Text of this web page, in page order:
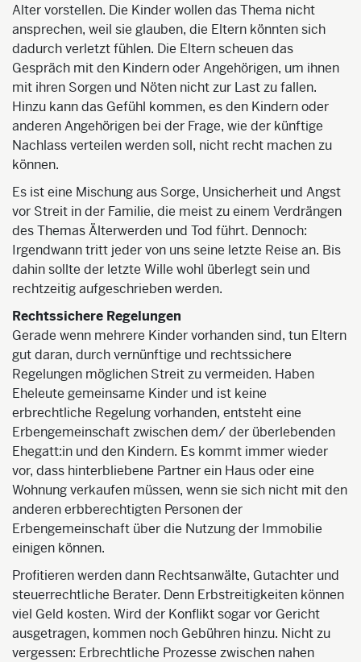
Alter vorstellen. Die Kinder wollen das Thema nicht
ansprechen, weil sie glauben, die Eltern könnten sich
dadurch verletzt fühlen. Die Eltern scheuen das
Gespräch mit den Kindern oder Angehörigen, um ihnen
mit ihren Sorgen und Nöten nicht zur Last zu fallen.
Hinzu kann das Gefühl kommen, es den Kindern oder
anderen Angehörigen bei der Frage, wie der künftige
Nachlass verteilen werden soll, nicht recht machen zu
können.
Es ist eine Mischung aus Sorge, Unsicherheit und Angst
vor Streit in der Familie, die meist zu einem Verdrängen
des Themas Älterwerden und Tod führt. Dennoch:
Irgendwann tritt jeder von uns seine letzte Reise an. Bis
dahin sollte der letzte Wille wohl überlegt sein und
rechtzeitig aufgeschrieben werden.
Rechtssichere Regelungen
Gerade wenn mehrere Kinder vorhanden sind, tun Eltern
gut daran, durch vernünftige und rechtssichere
Regelungen möglichen Streit zu vermeiden. Haben
Eheleute gemeinsame Kinder und ist keine
erbrechtliche Regelung vorhanden, entsteht eine
Erbengemeinschaft zwischen dem/ der überlebenden
Ehegatt:in und den Kindern. Es kommt immer wieder
vor, dass hinterbliebene Partner ein Haus oder eine
Wohnung verkaufen müssen, wenn sie sich nicht mit den
anderen erbberechtigten Personen der
Erbengemeinschaft über die Nutzung der Immobilie
einigen können.
Profitieren werden dann Rechtsanwälte, Gutachter und
steuerrechtliche Berater. Denn Erbstreitigkeiten können
viel Geld kosten. Wird der Konflikt sogar vor Gericht
ausgetragen, kommen noch Gebühren hinzu. Nicht zu
vergessen: Erbrechtliche Prozesse zwischen nahen